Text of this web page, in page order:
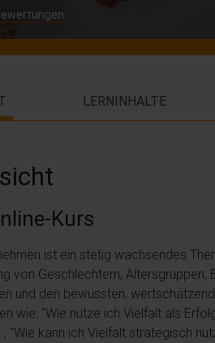
LERNINHALTE
Kurs
ist ein stetig wachsendes
von Geschlechtern, Altersgruppen,
und den bewussten,
wie: "Wie nutze ich Vielfalt als
"Wie kann ich Vielfalt strategisch